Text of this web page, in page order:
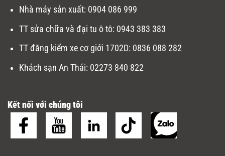
Nhà máy sản xuất: 0904 086 999
TT sửa chữa và đại tu ô tô: 0943 383 383
TT đăng kiểm xe cơ giới 1702D: 0836 088 282
Khách sạn An Thái: 02273 840 822
Kết nối với chúng tôi